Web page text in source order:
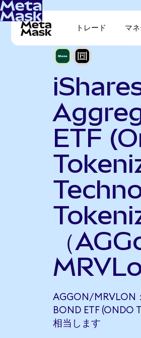
トレード マ
ETF
（
AGGON/MRVLON：
BOND ETF (ONDO
相当します